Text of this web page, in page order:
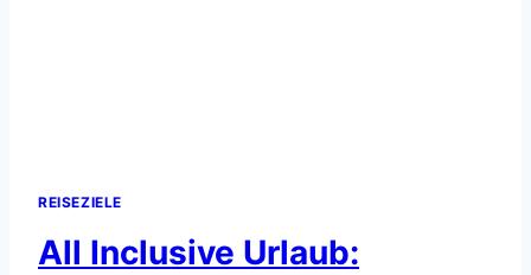
REISEZIELE
All Inclusive Urlaub: